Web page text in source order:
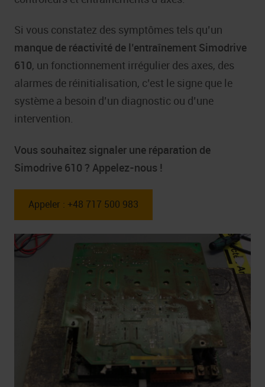
Si vous constatez des symptômes tels qu’un
manque de réactivité de l’entraînement Simodrive
610, un fonctionnement irrégulier des axes, des
alarmes de réinitialisation, c’est le signe que le
système a besoin d’un diagnostic ou d’une
intervention.
Vous souhaitez signaler une réparation de
Simodrive 610 ? Appelez-nous !
Appeler : +48 717 500 983